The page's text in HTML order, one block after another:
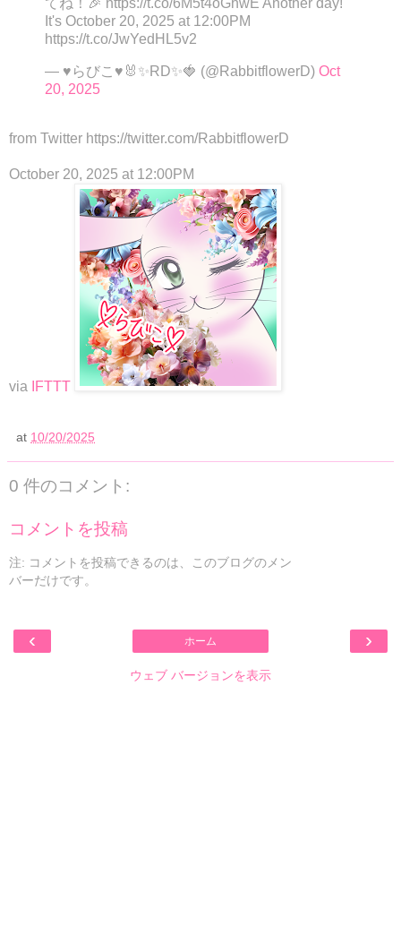
It's October 20, 2025 at 12:00PM
https://t.co/JwYedHL5v2
— ♥らびこ♥🐰✨RD✨🍓 (@RabbitflowerD) Oct
20, 2025
from Twitter https://twitter.com/RabbitflowerD
October 20, 2025 at 12:00PM
via IFTTT
at 10/20/2025
0 件のコメント:
コメントを投稿
注: コメントを投稿できるのは、このブログのメン
バーだけです。
‹ ›
ホーム
ウェブ バージョンを表示